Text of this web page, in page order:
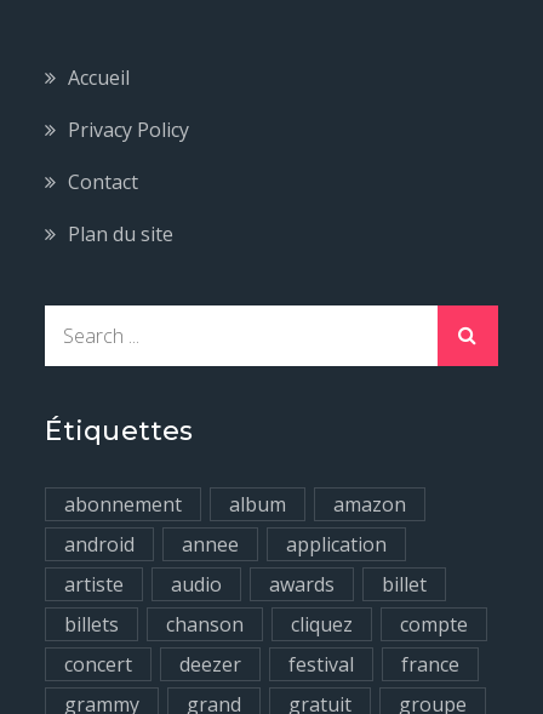
Accueil
Privacy Policy
Contact
Plan du site
r
h
f
o
Étiquettes
abonnement album
amazon
android
annee
application
artiste
audio awards
billet
billets
chanson cliquez
compte
concert
deezer festival
france
grammy
grand gratuit
groupe